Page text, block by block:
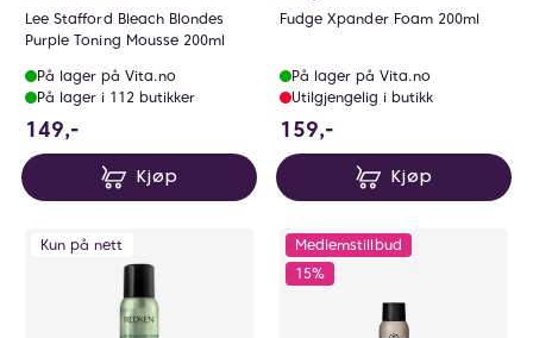
Lee Stafford Bleach Blondes
Purple Toning Mousse 200ml
På lager på Vita.no
På lager i 112 butikker
149,-
Kjøp
Fudge Xpander Foam 200ml
På lager på Vita.no
Utilgjengelig i butikk
159,-
Kjøp
Kun på nett
Medlemstillbud
15%